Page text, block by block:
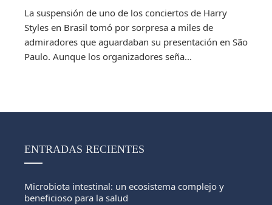
La suspensión de uno de los conciertos de Harry
Styles en Brasil tomó por sorpresa a miles de
admiradores que aguardaban su presentación en São
Paulo. Aunque los organizadores seña...
ENTRADAS RECIENTES
Microbiota intestinal: un ecosistema complejo y
beneficioso para la salud